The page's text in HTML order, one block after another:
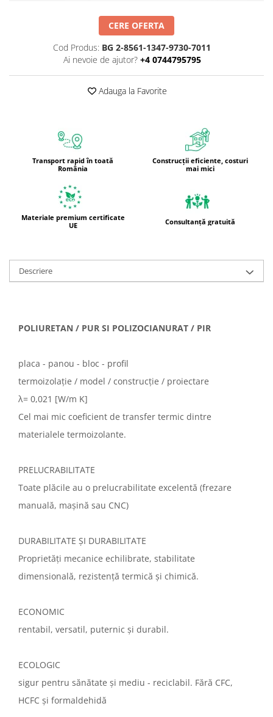
CERE OFERTA
Cod Produs: BG 2-8561-1347-9730-7011
Ai nevoie de ajutor? +4 0744795795
Adauga la Favorite
Transport rapid în toată
România
Construcții eficiente, costuri
mai mici
Materiale premium certificate
UE
Consultanță gratuită
Descriere
POLIURETAN / PUR SI POLIZOCIANURAT / PIR
placa - panou - bloc - profil
termoizolație / model / construcție / proiectare
λ= 0,021 [W/m K]
Cel mai mic coeficient de transfer termic dintre
materialele termoizolante.
PRELUCRABILITATE
Toate plăcile au o prelucrabilitate excelentă (frezare
manuală, mașină sau CNC)
DURABILITATE ȘI DURABILITATE
Proprietăți mecanice echilibrate, stabilitate
dimensională, rezistență termică și chimică.
ECONOMIC
rentabil, versatil, puternic și durabil.
ECOLOGIC
sigur pentru sănătate și mediu - reciclabil. Fără CFC,
HCFC și formaldehidă